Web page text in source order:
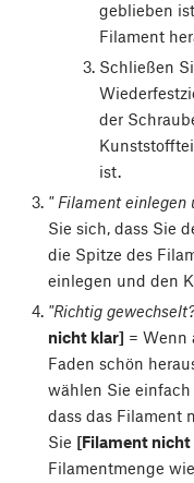
geblieben
Filament
Schließen
der
ist.
" Filament einlegen
Sie sich, dass Sie
die Spitze des
einlegen und den
"Richtig
nicht klar] = Wenn
Faden schön
wählen Sie einfach
dass das Filament
Sie [Filament nicht
Filamentmenge